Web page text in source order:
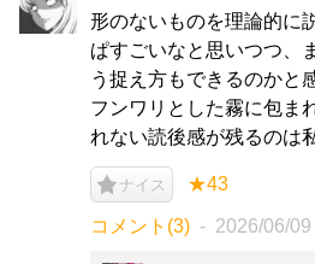
形のないものを理論的に
ぱすごいなと思いつつ、
う捉え方もできるのかと
フンワリとした霧に包ま
れない読後感が残るのは
ナイス ★43
コメント(3) 2026/06/09